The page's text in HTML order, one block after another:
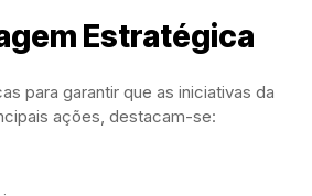
Estratégica
para garantir que as iniciativas da
ações, destacam-se: